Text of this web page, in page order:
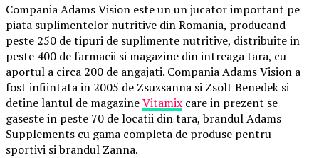
Compania Adams Vision este un un jucator important pe
piata suplimentelor nutritive din Romania, producand
peste 250 de tipuri de suplimente nutritive, distribuite in
peste 400 de farmacii si magazine din intreaga tara, cu
aportul a circa 200 de angajati. Compania Adams Vision a
fost infiintata in 2005 de Zsuzsanna si Zsolt Benedek si
detine lantul de magazineVitamix care in prezent se
gaseste in peste 70 de locatii din tara, brandul Adams
Supplements cu gama completa de produse pentru
sportivi si brandul Zanna.